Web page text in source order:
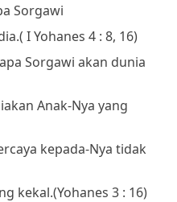
Sorgawi
( I Yohanes 4 : 8, 16)
Sorgawi akan dunia
Anak-Nya yang
kepada-Nya tidak
kekal.(Yohanes 3 : 16)